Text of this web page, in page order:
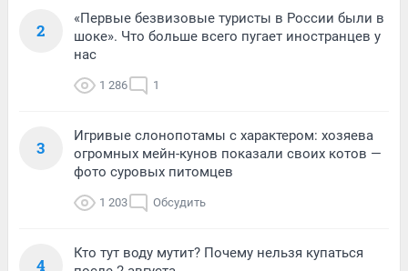
2
«Первые безвизовые туристы в России были в
шоке». Что больше всего пугает иностранцев у
нас
1 286 1
3
Игривые слонопотамы с характером: хозяева
огромных мейн-кунов показали своих котов —
фото суровых питомцев
1 203 Обсудить
4
Кто тут воду мутит? Почему нельзя купаться